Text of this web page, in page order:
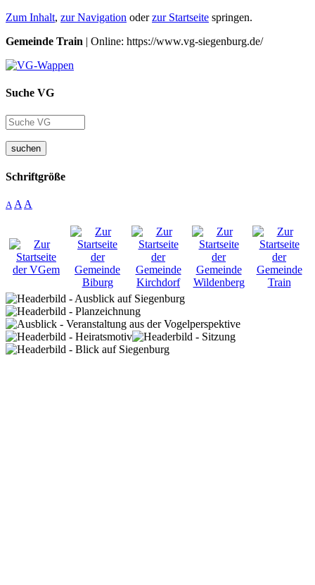
Zum Inhalt, zur Navigation oderzur Startseite springen.
Gemeinde Train | Online: https://www.vg-siegenburg.de/
Suche VG
suchen
Schriftgröße
A A A